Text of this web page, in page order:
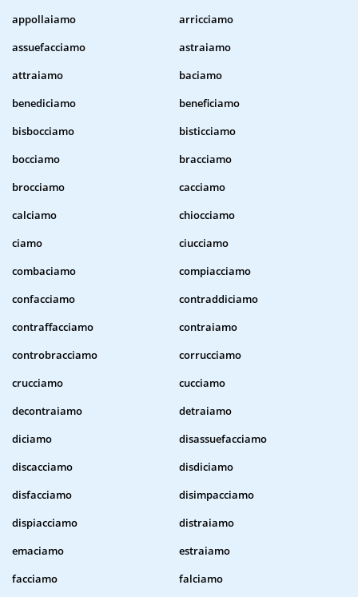
appollaiamo
arricciamo
assuefacciamo
astraiamo
attraiamo
baciamo
benediciamo
beneficiamo
bisbocciamo
bisticciamo
bocciamo
bracciamo
brocciamo
cacciamo
calciamo
chiocciamo
ciamo
ciucciamo
combaciamo
compiacciamo
confacciamo
contraddiciamo
contraffacciamo
contraiamo
controbracciamo
corrucciamo
crucciamo
cucciamo
decontraiamo
detraiamo
diciamo
disassuefacciamo
discacciamo
disdiciamo
disfacciamo
disimpacciamo
dispiacciamo
distraiamo
emaciamo
estraiamo
facciamo
falciamo